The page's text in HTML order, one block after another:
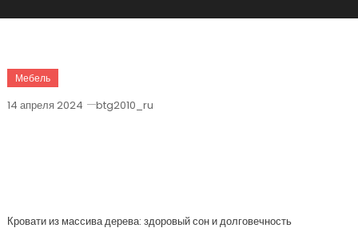
Мебель
14 апреля 2024 btg2010_ru
Кровати из массива дерева: здоровый сон и долговечность